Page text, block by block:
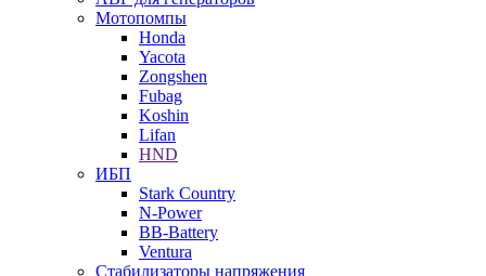
Мотопомпы
Honda
Yacota
Zongshen
Fubag
Koshin
Lifan
HND
ИБП
Stark Country
N-Power
BB-Battery
Ventura
Стабилизаторы напряжения